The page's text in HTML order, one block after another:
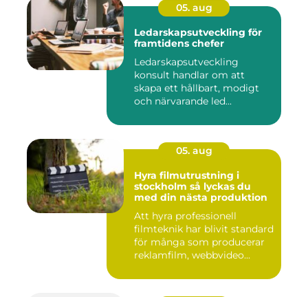
05. aug
Ledarskapsutveckling för
framtidens chefer
Ledarskapsutveckling
konsult handlar om att
skapa ett hållbart, modigt
och närvarande led...
05. aug
Hyra filmutrustning i
stockholm så lyckas du
med din nästa produktion
Att hyra professionell
filmteknik har blivit standard
för många som producerar
reklamfilm, webbvideo...